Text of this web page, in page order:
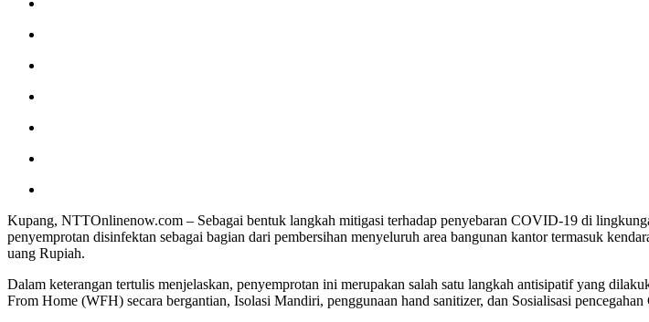
Kupang, NTTOnlinenow.com – Sebagai bentuk langkah mitigasi terhadap penyebaran COVID-19 di
penyemprotan disinfektan sebagai bagian dari pembersihan menyeluruh area bangunan kantor termasuk
uang Rupiah.
Dalam keterangan tertulis menjelaskan, penyemprotan ini merupakan salah satu langkah antisipatif yang
From Home (WFH) secara bergantian, Isolasi Mandiri, penggunaan hand sanitizer, dan Sosialisasi